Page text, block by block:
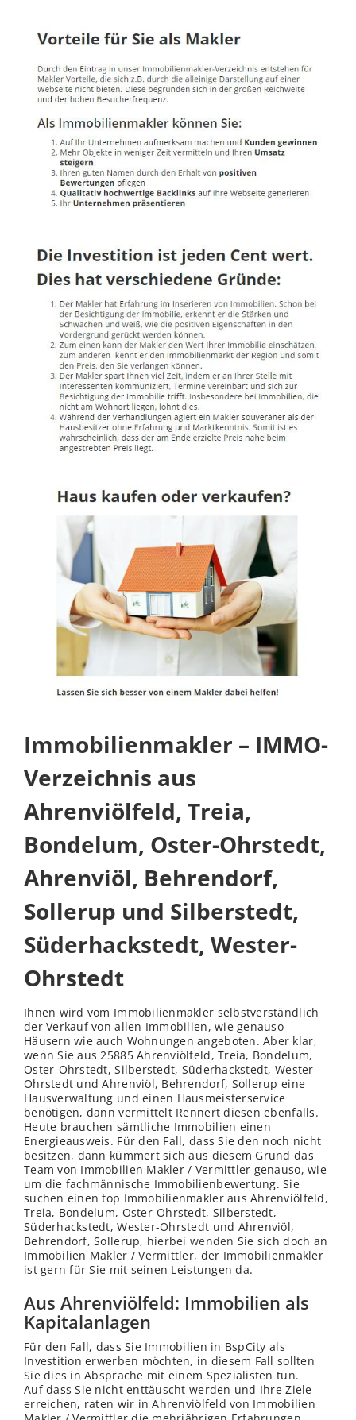
Immobilienmakler – IMMO-
Verzeichnis aus
Ahrenviölfeld, Treia,
Bondelum, Oster-Ohrstedt,
Ahrenviöl, Behrendorf,
Sollerup und Silberstedt,
Süderhackstedt, Wester-
Ohrstedt
Ihnen wird vom Immobilienmakler selbstverständlich
der Verkauf von allen Immobilien, wie genauso
Häusern wie auch Wohnungen angeboten. Aber klar,
wenn Sie aus 25885 Ahrenviölfeld, Treia, Bondelum,
Oster-Ohrstedt, Silberstedt, Süderhackstedt, Wester-
Ohrstedt und Ahrenviöl, Behrendorf, Sollerup eine
Hausverwaltung und einen Hausmeisterservice
benötigen, dann vermittelt Rennert diesen ebenfalls.
Heute brauchen sämtliche Immobilien einen
Energieausweis. Für den Fall, dass Sie den noch nicht
besitzen, dann kümmert sich aus diesem Grund das
Team von Immobilien Makler / Vermittler genauso, wie
um die fachmännische Immobilienbewertung. Sie
suchen einen top Immobilienmakler aus Ahrenviölfeld,
Treia, Bondelum, Oster-Ohrstedt, Silberstedt,
Süderhackstedt, Wester-Ohrstedt und Ahrenviöl,
Behrendorf, Sollerup, hierbei wenden Sie sich doch an
Immobilien Makler / Vermittler, der Immobilienmakler
ist gern für Sie mit seinen Leistungen da.
Aus Ahrenviölfeld: Immobilien als
Kapitalanlagen
Für den Fall, dass Sie Immobilien in BspCity als
Investition erwerben möchten, in diesem Fall sollten
Sie dies in Absprache mit einem Spezialisten tun.
Auf dass Sie nicht enttäuscht werden und Ihre Ziele
erreichen, raten wir in Ahrenviölfeld von Immobilien